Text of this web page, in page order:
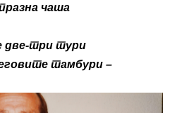
чаша
две-три тури
тамбури –